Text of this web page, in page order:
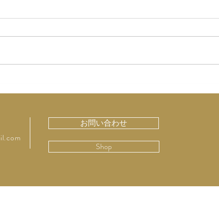
６月のテキスト作成！
に
お問い合わせ
Shop